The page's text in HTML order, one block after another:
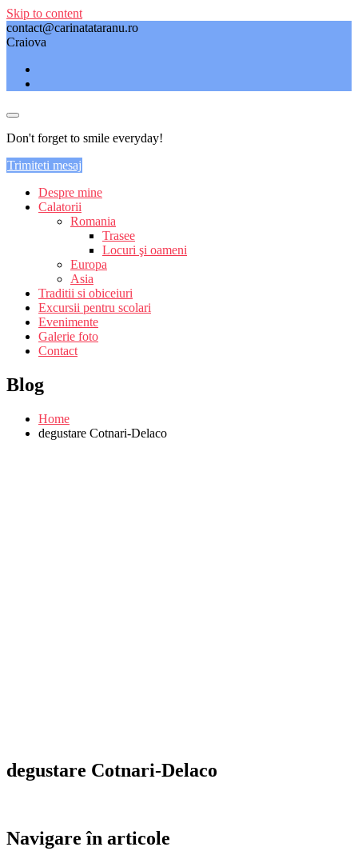
Skip to content
contact@carinatataranu.ro
Craiova
Don't forget to smile everyday!
Trimiteti mesaj
Despre mine
Calatorii
Romania
Trasee
Locuri şi oameni
Europa
Asia
Traditii si obiceiuri
Excursii pentru scolari
Evenimente
Galerie foto
Contact
Blog
Home
degustare Cotnari-Delaco
degustare Cotnari-Delaco
Navigare în articole